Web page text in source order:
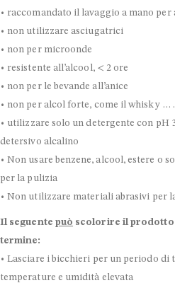
• raccomandato il lavaggio a mano
• non utilizzare asciugatrici
• non per microonde
• resistente all’alcool, < 2 ore
• non per le bevande all’anice
• non per alcol forte, come il whisky …
• utilizzare solo un detergente con pH
detersivo alcalino
• Non usare benzene, alcool, estere o
per la pulizia
• Non utilizzare materiali abrasivi per
Il seguente può scolorire il prodotto
termine:
• Lasciare i bicchieri per un periodo di
temperature e umidità elevata